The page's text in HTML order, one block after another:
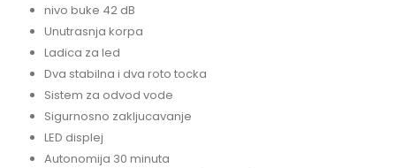
nivo buke 42 dB
Unutrasnja korpa
Ladica za led
Dva stabilna i dva roto tocka
Sistem za odvod vode
Sigurnosno zakljucavanje
LED displej
Autonomija 30 minuta